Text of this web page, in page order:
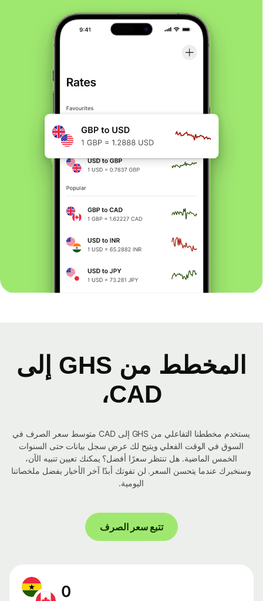
المخطط من GHS إلى
CAD،
يستخدم مخططنا التفاعلي من GHS إلى CAD متوسط ​​سعر الصرف في
السوق في الوقت الفعلي ويتيح لك عرض سجل بيانات حتى السنوات
الخمس الماضية. هل تنتظر سعرًا أفضل؟ يمكنك تعيين تنبيه الآن،
وسنخبرك عندما يتحسن السعر. لن تفوتك أبدًا آخر الأخبار بفضل ملخصاتنا
اليومية.
تتبع سعر الصرف